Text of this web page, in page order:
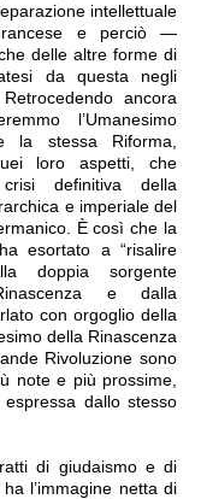
intellettuale
e perciò —
delle altre forme di
da questa negli
ancora
l’Umanesimo
la stessa Riforma,
loro aspetti, che
definitiva della
e imperiale del
È così che la
esortato a “risalire
doppia sorgente
e dalla
con orgoglio della
della Rinascenza
Rivoluzione sono
note e più prossime,
espressa dallo stesso
di giudaismo e di
l’immagine netta di